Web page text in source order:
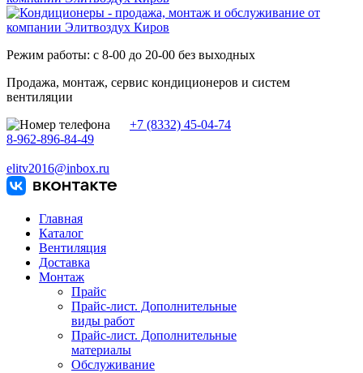
Режим работы: с 8-00 до 20-00 без выходных
Продажа, монтаж, сервис кондиционеров и систем
вентиляции
+7 (8332) 45-04-74
8-962-896-84-49
elitv2016@inbox.ru
Главная
Каталог
Вентиляция
Доставка
Монтаж
Прайс
Прайс-лист. Дополнительные
виды работ
Прайс-лист. Дополнительные
материалы
Обслуживание